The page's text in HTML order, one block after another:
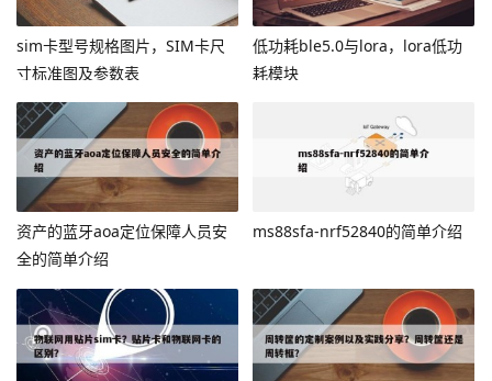
sim卡型号规格图片，SIM卡尺
寸标准图及参数表
低功耗ble5.0与lora，lora低功
耗模块
资产的蓝牙aoa定位保障人员安
全的简单介绍
ms88sfa-nrf52840的简单介绍